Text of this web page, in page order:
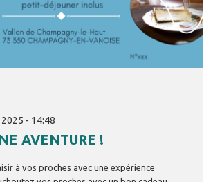
2025 - 14:48
AVENTURE !
à vos proches avec une expérience